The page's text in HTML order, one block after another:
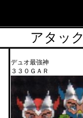
アタッ
デュオ最強神
３３０ＧＡＲ